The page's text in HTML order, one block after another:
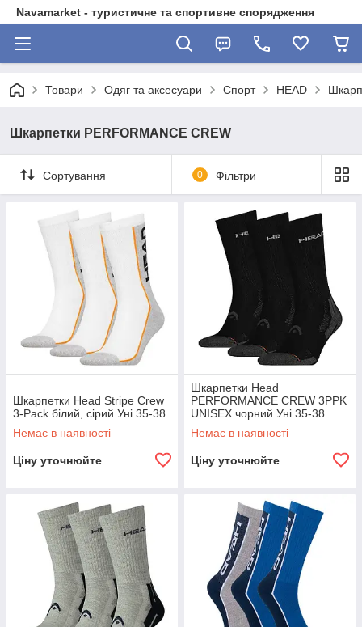
Navamarket - туристичне та спортивне спорядження
Товари Одяг та аксесуари Спорт HEAD
Шкарпетки PERFORMANCE CREW
Сортування 0 Фільтри
Шкарпетки Head Stripe Crew
3-Pack білий, сірий Уні 35-38
Немає в наявності
Ціну уточнюйте
Шкарпетки Head
PERFORMANCE CREW 3PPK
UNISEX чорний Уні 35-38
Немає в наявності
Ціну уточнюйте